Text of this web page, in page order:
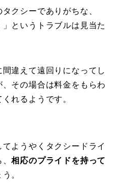
クシーでありがちな、
」というトラブルは見当た
違えて遠回りになってし
その場合は料金をもらわ
れるようです。
ようやくタクシードライ
、相応のプライドを持って
。